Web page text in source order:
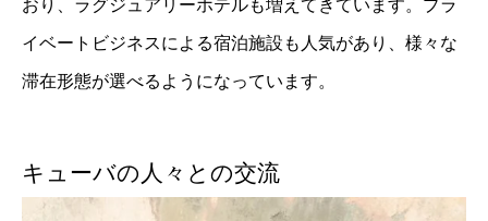
おり、ラグジュアリーホテルも増えてきています。プラ
イベートビジネスによる宿泊施設も人気があり、様々な
滞在形態が選べるようになっています。
キューバの人々との交流